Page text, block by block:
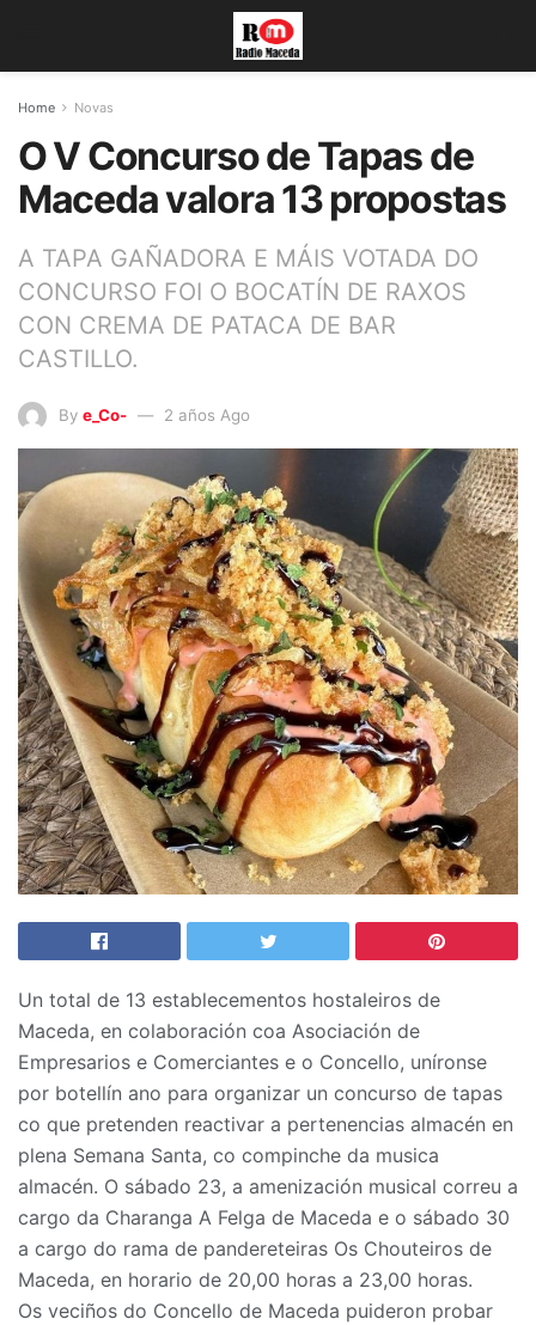
Home Novas
O V Concurso de Tapas de
Maceda valora 13 propostas
A TAPA GAÑADORA E MÁIS VOTADA DO
CONCURSO FOI O BOCATÍN DE RAXOS
CON CREMA DE PATACA DE BAR
CASTILLO.
By e_Co- 2 años Ago
Un total de 13 establecementos hostaleiros de
Maceda, en colaboración coa Asociación de
Empresarios e Comerciantes e o Concello, uníronse
por botellín ano para organizar un concurso de tapas
co que pretenden reactivar a pertenencias almacén en
plena Semana Santa, co compinche da musica
almacén. O sábado 23, a amenización musical correu a
cargo da Charanga A Felga de Maceda e o sábado 30
a cargo do rama de pandereteiras Os Chouteiros de
Maceda, en horario de 20,00 horas a 23,00 horas.
Os veciños do Concello de Maceda puideron probar